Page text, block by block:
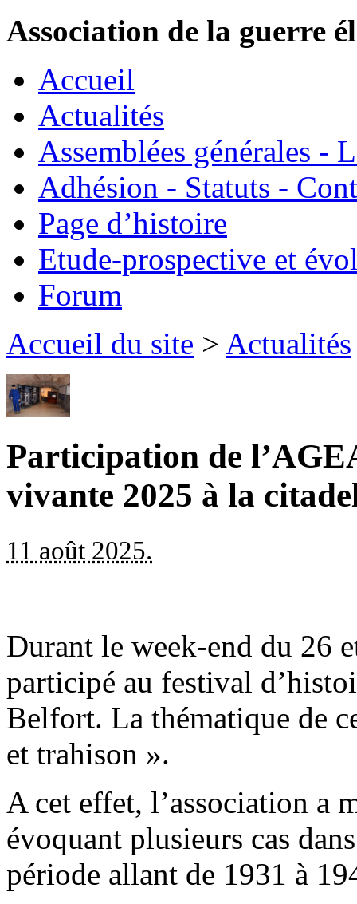
Association de la guerre
Accueil
Actualités
Assemblées générales -
Adhésion - Statuts -
Page d’histoire
Etude-prospective et
Forum
Accueil du site > Actualités
Participation de
vivante 2025 à la
11 août 2025.
Durant le week-end du 26
participé au festival
Belfort. La thématique de
et trahison ».
A cet effet, l’association a
évoquant plusieurs cas
période allant de 1931 à